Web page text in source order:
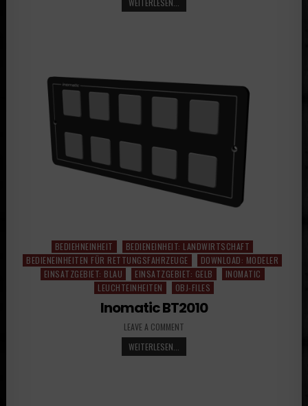
WEITERLESEN...
Posted
in
BEDIEHNEINHEIT
BEDIENEINHEIT: LANDWIRTSCHAFT
BEDIENEINHEITEN FÜR RETTUNGSFAHRZEUGE
DOWNLOAD: MODELER
EINSATZGEBIET: BLAU
EINSATZGEBIET: GELB
INOMATIC
LEUCHTEINHEITEN
OBJ-FILES
Inomatic BT2010
LEAVE A COMMENT
WEITERLESEN...